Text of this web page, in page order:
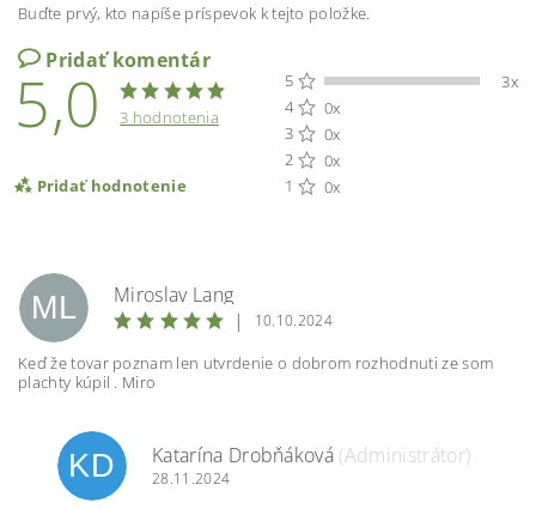
Buďte prvý, kto napíše príspevok k tejto položke.
Pridať komentár
5,0 3 hodnotenia
Pridať hodnotenie
5
3x
4
0x
3
0x
2
0x
1
0x
ML
Miroslav Lang
|
10.10.2024
Keď že tovar poznam len utvrdenie o dobrom rozhodnuti ze som
plachty kúpil . Miro
KD Katarína Drobňáková (Administrátor)
28.11.2024